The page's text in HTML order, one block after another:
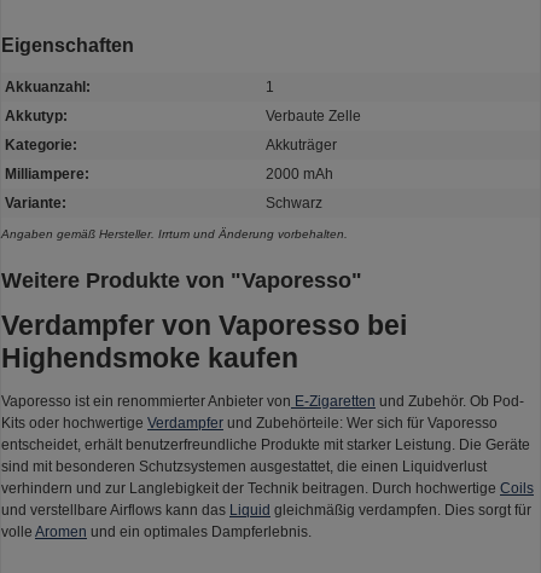
Eigenschaften
Akkuanzahl:
1
Akkutyp:
Verbaute Zelle
Kategorie:
Akkuträger
Milliampere:
2000 mAh
Variante:
Schwarz
Angaben gemäß Hersteller. Irrtum und Änderung vorbehalten.
Weitere Produkte von "Vaporesso"
Verdampfer von Vaporesso bei
Highendsmoke kaufen
Vaporesso ist ein renommierter Anbieter von E-Zigaretten und Zubehör. Ob Pod-
Kits oder hochwertige Verdampfer und Zubehörteile: Wer sich für Vaporesso
entscheidet, erhält benutzerfreundliche Produkte mit starker Leistung. Die Geräte
sind mit besonderen Schutzsystemen ausgestattet, die einen Liquidverlust
verhindern und zur Langlebigkeit der Technik beitragen. Durch hochwertige Coils
und verstellbare Airflows kann das Liquid gleichmäßig verdampfen. Dies sorgt für
volle Aromen und ein optimales Dampferlebnis.